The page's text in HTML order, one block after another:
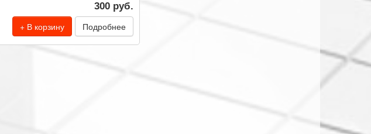
300 руб.
+ В корзину Подробнее